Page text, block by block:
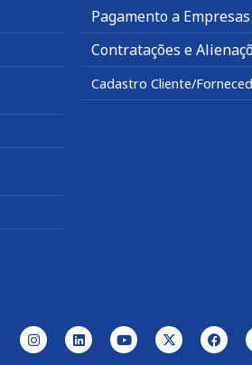
Pagamento a Empresas
Contratações e
Cadastro Cliente/